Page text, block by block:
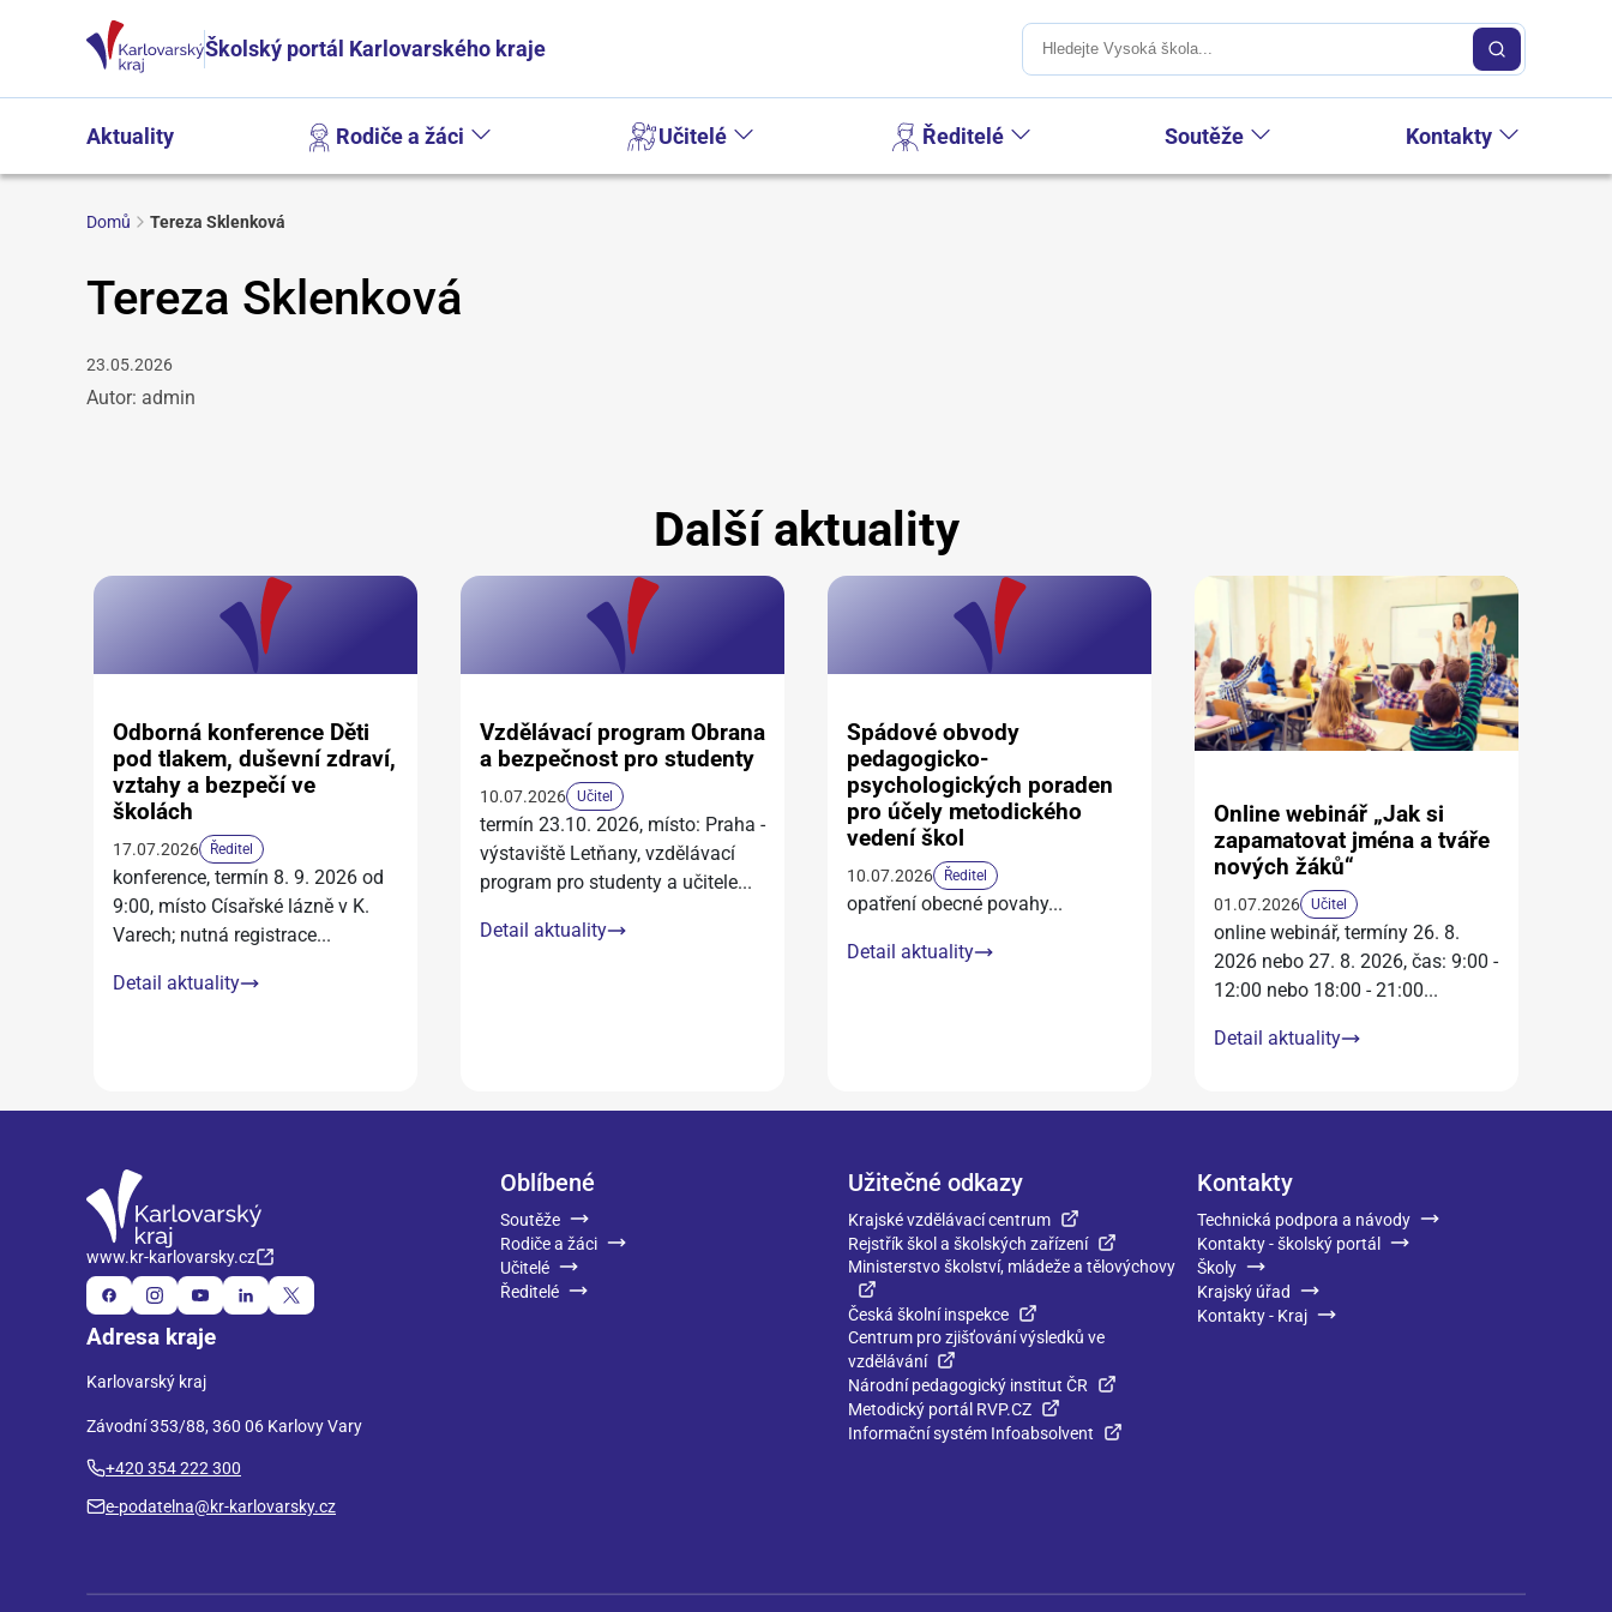
Školský portál Karlovarského kraje
Aktuality Rodiče a žáci Učitelé Ředitelé Soutěže Kontakty
Domů Tereza Sklenková
Tereza Sklenková
23.05.2026
Autor: admin
Další aktuality
Odborná konference Děti
pod tlakem, duševní zdraví,
vztahy a bezpečí ve
školách
17.07.2026 Ředitel
konference, termín 8. 9. 2026 od
9:00, místo Císařské lázně v K.
Varech; nutná registrace...
Detail aktuality
Vzdělávací program Obrana
a bezpečnost pro studenty
10.07.2026 Učitel
termín 23.10. 2026, místo: Praha -
výstaviště Letňany, vzdělávací
program pro studenty a učitele...
Detail aktuality
Spádové obvody
pedagogicko-
psychologických poraden
pro účely metodického
vedení škol
10.07.2026 Ředitel
opatření obecné povahy...
Detail aktuality
Online webinář „Jak si
zapamatovat jména a tváře
nových žáků“
01.07.2026 Učitel
online webinář, termíny 26. 8.
2026 nebo 27. 8. 2026, čas: 9:00 -
12:00 nebo 18:00 - 21:00...
Detail aktuality
www.kr-karlovarsky.cz
Adresa kraje
Karlovarský kraj
Závodní 353/88, 360 06 Karlovy Vary
+420 354 222 300
e-podatelna@kr-karlovarsky.cz
Oblíbené
Soutěže
Rodiče a žáci
Učitelé
Ředitelé
Užitečné odkazy
Krajské vzdělávací centrum
Rejstřík škol a školských zařízení
Ministerstvo školství, mládeže a tělovýchovy
Česká školní inspekce
Centrum pro zjišťování výsledků ve
vzdělávání
Národní pedagogický institut ČR
Metodický portál RVP.CZ
Informační systém Infoabsolvent
Kontakty
Technická podpora a návody
Kontakty - školský portál
Školy
Krajský úřad
Kontakty - Kraj